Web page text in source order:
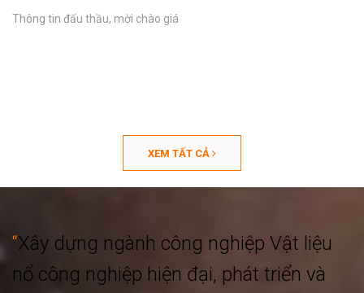
Thông tin đấu thầu, mời chào giá
XEM TẤT CẢ
“Xây dựng ngành công nghiệp Vật liệu
nổ công nghiệp hiện đại, phát triển và